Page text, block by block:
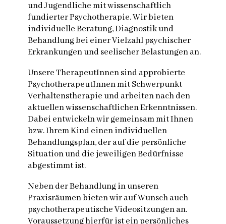
und Jugendliche mit wissenschaftlich
fundierter Psychotherapie. Wir bieten
individuelle Beratung, Diagnostik und
Behandlung bei einer Vielzahl psychischer
Erkrankungen und seelischer Belastungen an.
Unsere TherapeutInnen sind approbierte
PsychotherapeutInnen mit Schwerpunkt
Verhaltenstherapie und arbeiten nach den
aktuellen wissenschaftlichen Erkenntnissen.
Dabei entwickeln wir gemeinsam mit Ihnen
bzw. Ihrem Kind einen individuellen
Behandlungsplan, der auf die persönliche
Situation und die jeweiligen Bedürfnisse
abgestimmt ist.
Neben der Behandlung in unseren
Praxisräumen bieten wir auf Wunsch auch
psychotherapeutische Videositzungen an.
Voraussetzung hierfür ist ein persönliches